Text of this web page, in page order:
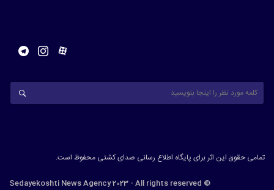
تمامی حقوق این اثر برای پایگاه اطلاع رسانی صدای کشتی محفوظ است.
© Sedayekoshti News Agency 2023 - All rights reserved